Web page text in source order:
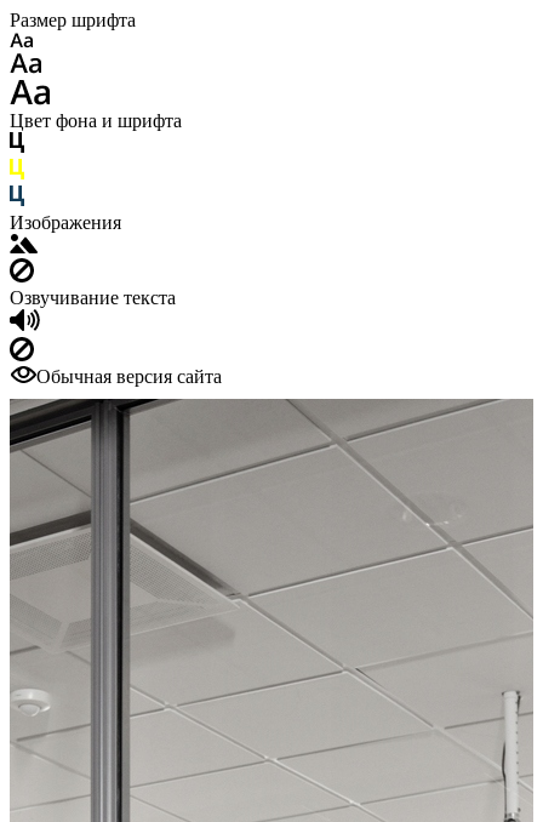
Размер шрифта
Цвет фона и шрифта
Изображения
Озвучивание текста
Обычная версия сайта